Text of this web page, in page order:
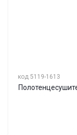
код 5119-1613